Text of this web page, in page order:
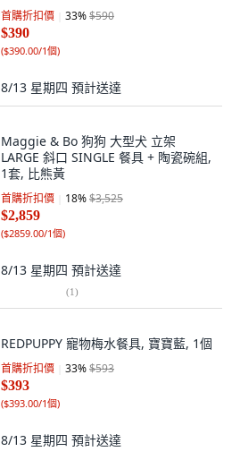
首購折扣價 33%$590
$390
($390.00/1個)
8/13 星期四 預計送達
Maggie & Bo 狗狗 大型犬 立架
LARGE 斜口 SINGLE 餐具 + 陶瓷碗組,
1套, 比熊黃
首購折扣價 18%$3,525
$2,859
($2859.00/1個)
8/13 星期四 預計送達
(1)
REDPUPPY 寵物梅水餐具, 寶寶藍, 1個
首購折扣價 33%$593
$393
($393.00/1個)
8/13 星期四 預計送達